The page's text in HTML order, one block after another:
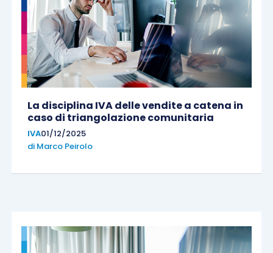
La disciplina IVA delle vendite a catena in
caso di triangolazione comunitaria
IVA01/12/2025
di Marco Peirolo